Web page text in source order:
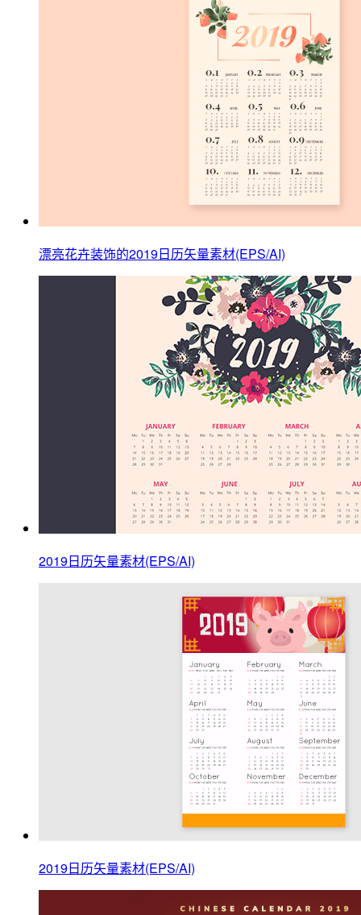
漂亮花卉装饰的2019日历矢量素材(EPS/AI)
2019日历矢量素材(EPS/AI)
2019日历矢量素材(EPS/AI)